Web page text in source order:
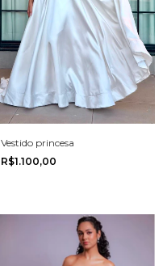
Vestido princesa
R$1.100,00